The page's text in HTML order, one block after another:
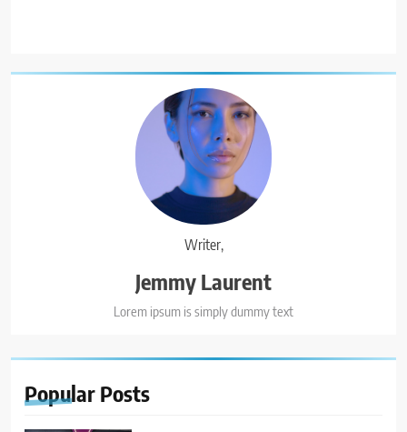
Writer,
Jemmy Laurent
Lorem ipsum is simply dummy text
Popular Posts